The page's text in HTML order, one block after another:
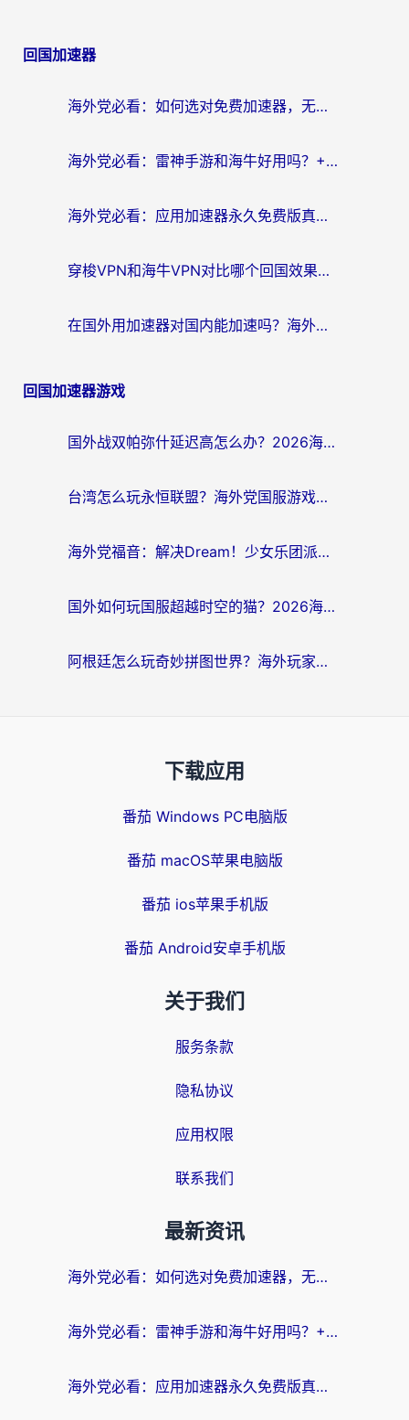
回国加速器
海外党必看：如何选对免费加速器，无缝访问国内资源不踩坑？
海外党必看：雷神手游和海牛好用吗？+3款热门加速器实测对比，附番茄加速器无缝回国指南
海外党必看：应用加速器永久免费版真的存在吗？教你选对回国加速器无缝刷国内资源
穿梭VPN和海牛VPN对比哪个回国效果更好？海外华人亲测3款热门加速器+避坑指南
在国外用加速器对国内能加速吗？海外党亲测有效的无缝访问指南
回国加速器游戏
国外战双帕弥什延迟高怎么办？2026海外畅玩国服游戏终极指南（附实测工具推荐）
台湾怎么玩永恒联盟？海外党国服游戏加速器选择全攻略（附3大热门游戏实测）
海外党福音：解决Dream！少女乐团派对！国外延迟的实用指南，附北美英国游戏加速方案
国外如何玩国服超越时空的猫？2026海外党必看的加速器选择指南
阿根廷怎么玩奇妙拼图世界？海外玩家国服游戏加速全攻略（附帕斯卡契约战舰少女解决方案）
下载应用
番茄 Windows PC电脑版
番茄 macOS苹果电脑版
番茄 ios苹果手机版
番茄 Android安卓手机版
关于我们
服务条款
隐私协议
应用权限
联系我们
最新资讯
海外党必看：如何选对免费加速器，无缝访问国内资源不踩坑？
海外党必看：雷神手游和海牛好用吗？+3款热门加速器实测对比，附番茄加速器无缝回国指南
海外党必看：应用加速器永久免费版真的存在吗？教你选对回国加速器无缝刷国内资源